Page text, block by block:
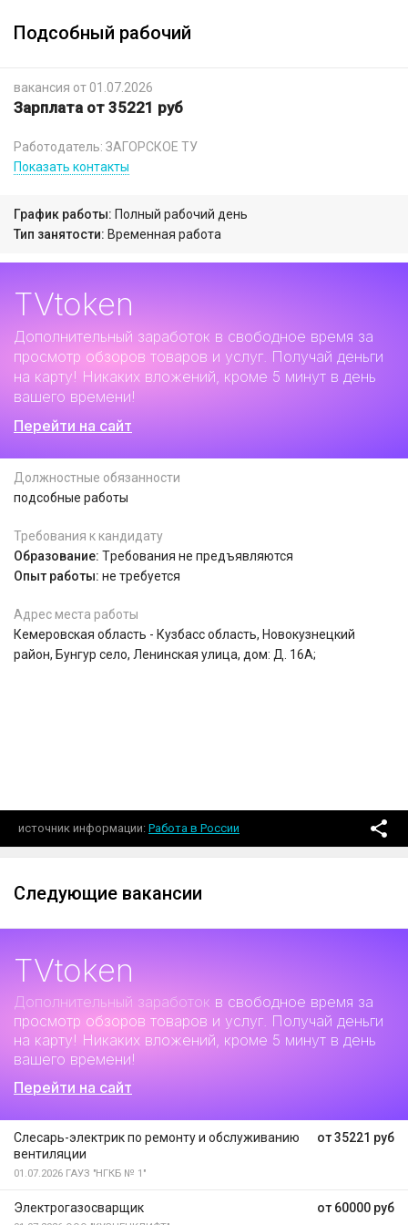
Подсобный рабочий
вакансия от 01.07.2026
Зарплата от 35221 руб
Работодатель: ЗАГОРСКОЕ ТУ
Показать контакты
График работы: Полный рабочий день
Тип занятости: Временная работа
TVtoken
Дополнительный заработок в свободное время за
просмотр обзоров товаров и услуг. Получай деньги
на карту! Никаких вложений, кроме 5 минут в день
вашего времени!
Перейти на сайт
Должностные обязанности
подсобные работы
Требования к кандидату
Образование: Tребования не предъявляются
Опыт работы: не требуется
Адрес места работы
Кемеровская область - Кузбасс область, Новокузнецкий
район, Бунгур село, Ленинская улица, дом: Д. 16А;
источник информации Работа в России
Следующие вакансии
TVtoken
Дополнительный заработок в свободное время за
просмотр обзоров товаров и услуг. Получай деньги
на карту! Никаких вложений, кроме 5 минут в день
вашего времени!
Перейти на сайт
от 35221 руб
Слесарь-электрик по ремонту и обслуживанию
вентиляции
01.07.2026 ГАУЗ "НГКБ № 1"
от 60000 руб
Электрогазосварщик